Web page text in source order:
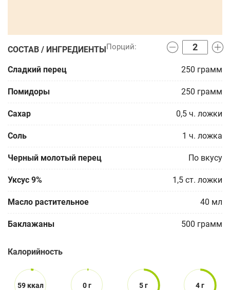
СОСТАВ / ИНГРЕДИЕНТЫ
Сладкий перец 250 грамм
Помидоры 250 грамм
Сахар 0,5 ч. ложки
Соль 1 ч. ложка
Черный молотый перец По вкусу
Уксус 9% 1,5 ст. ложки
Масло растительное 40 мл
Баклажаны 500 грамм
Калорийность
59 ккал 0 г 5 г 4 г